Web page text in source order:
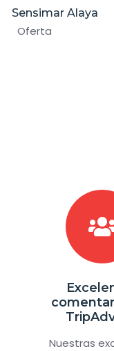
Sensimar Alaya
Oferta
Nuestras